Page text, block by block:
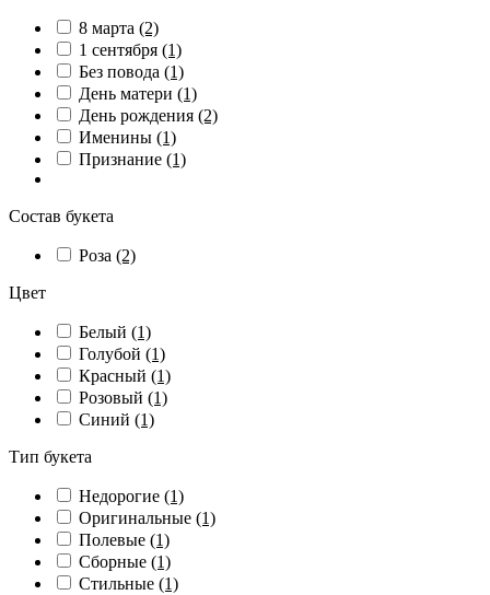
8 марта (2)
1 сентября (1)
Без повода (1)
День матери (1)
День рождения (2)
Именины (1)
Признание (1)
Состав букета
Роза (2)
Цвет
Белый (1)
Голубой (1)
Красный (1)
Розовый (1)
Синий (1)
Тип букета
Недорогие (1)
Оригинальные (1)
Полевые (1)
Сборные (1)
Стильные (1)